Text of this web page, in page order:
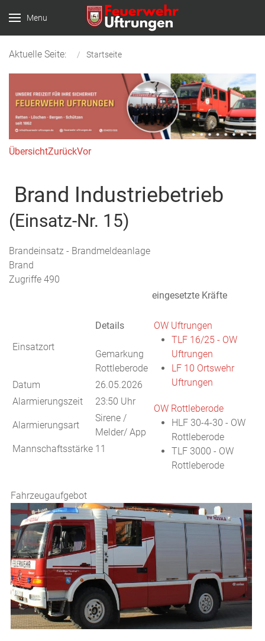
Menu
Aktuelle Seite: Startseite
ÜbersichtZurückVor
Brand Industriebetrieb
(Einsatz-Nr. 15)
Brandeinsatz - Brandmeldeanlage
Brand
Zugriffe 490
Einsatzort
Details
Gemarkung
Rottleberode
Datum
26.05.2026
Alarmierungszeit
23:50 Uhr
Alarmierungsart
Sirene /
Melder/ App
Mannschaftsstärke 11
eingesetzte Kräfte
OW Uftrungen
TLF 16/25 - OW
Uftrungen
LF 10 Ortswehr
Uftrungen
OW Rottleberode
HLF 30-4-30 - OW
Rottleberode
TLF 3000 - OW
Rottleberode
Fahrzeugaufgebot